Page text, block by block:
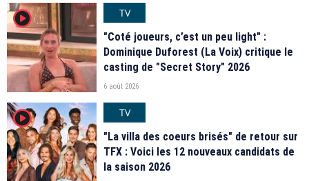
player2
TV
"Coté joueurs, c’est un peu light" :
Dominique Duforest (La Voix) critique le
casting de "Secret Story" 2026
6 août 2026
player2
TV
"La villa des coeurs brisés" de retour sur
TFX : Voici les 12 nouveaux candidats de
la saison 2026